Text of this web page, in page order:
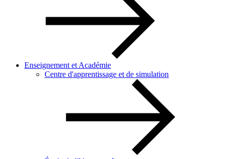
Enseignement et Académie
Centre d'apprentissage et de simulation